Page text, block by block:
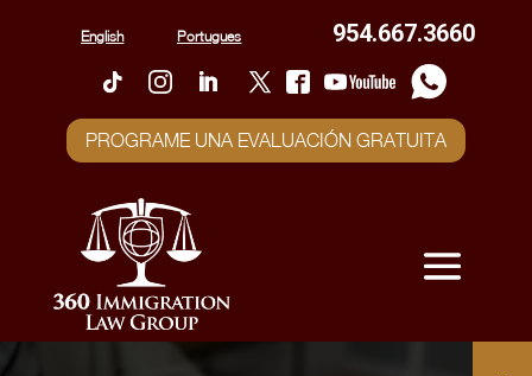
English Portugues 954.667.3660
PROGRAME UNA EVALUACIÓN GRATUITA